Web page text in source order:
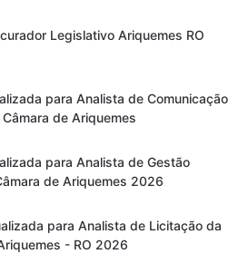
Legislativo Ariquemes RO
para Analista de Comunicação
de Ariquemes
para Analista de Gestão
de Ariquemes 2026
para Analista de Licitação da
- RO 2026